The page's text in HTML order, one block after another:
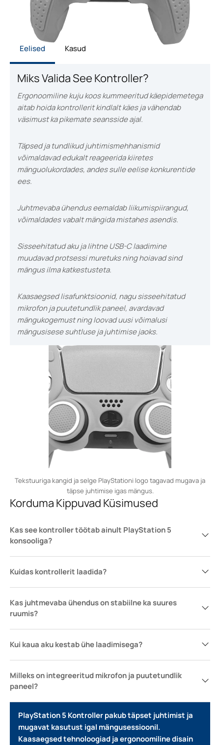
Eelised Kasud
Miks Valida See Kontroller?
Ergonoomiline kuju koos kummeeritud käepidemetega
aitab hoida kontrollerit kindlalt käes ja vähendab
väsimust ka pikemate seansside ajal.
Täpsed ja tundlikud juhtimismehhanismid
võimaldavad edukalt reageerida kiiretes
mänguolukordades, andes sulle eelise konkurentide
ees.
Juhtmevaba ühendus eemaldab liikumispiirangud,
võimaldades vabalt mängida mistahes asendis.
Sisseehitatud aku ja lihtne USB-C laadimine
muudavad protsessi muretuks ning hoiavad sind
mängus ilma katkestusteta.
Kaasaegsed lisafunktsioonid, nagu sisseehitatud
mikrofon ja puutetundlik paneel, avardavad
mängukogemust ning loovad uusi võimalusi
mängusisese suhtluse ja juhtimise jaoks.
Tekstuuriga kangid ja selge PlayStationi logo tagavad mugava ja
täpse juhtimise igas mängus.
Korduma Kippuvad Küsimused
Kas see kontroller töötab ainult PlayStation 5
konsooliga?
Kuidas kontrollerit laadida?
Kas juhtmevaba ühendus on stabiilne ka suures
ruumis?
Kui kaua aku kestab ühe laadimisega?
Milleks on integreeritud mikrofon ja puutetundlik
paneel?
PlayStation 5 Kontroller pakub täpset juhtimist ja
mugavat kasutust igal mängusessioonil.
Kaasaegsed tehnoloogiad ja ergonoomiline disain